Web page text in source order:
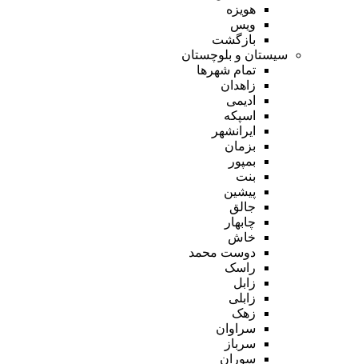
هویزه
ویس
بازگشت
سیستان و بلوچستان
تمام شهر‌ها
زاهدان
ادیمی
اسپکه
ایرانشهر
بزمان
بمپور
بنت
پیشین
جالق
چابهار
خاش
دوست محمد
راسک
زابل
زابلی
زهک
سراوان
سرباز
سوران